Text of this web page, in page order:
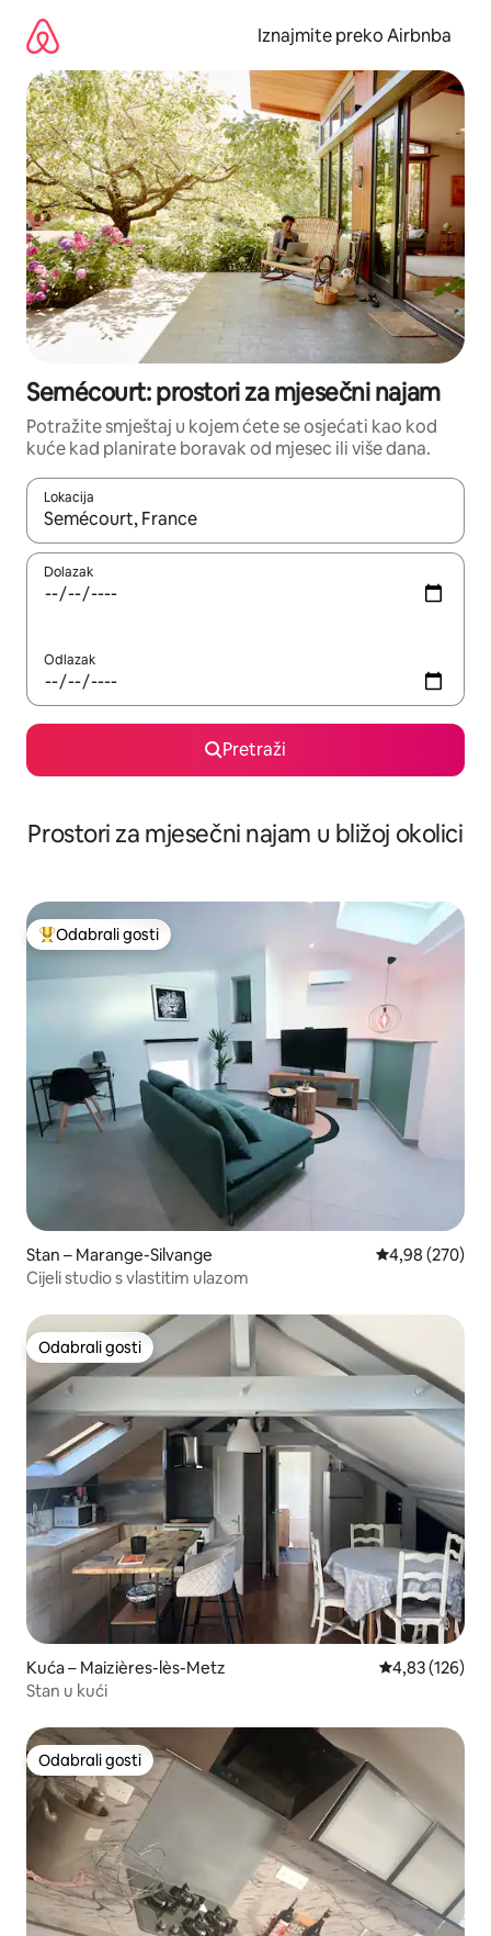
sadržaj
Iznajmite preko Airbnba
Semécourt: prostori za mjesečni najam
Potražite smještaj u kojem ćete se osjećati kao kod
kuće kad planirate boravak od mjesec ili više dana.
Lokacija
Kada budu dostupni rezultati, moći ćete ih pregledati
Dolazak
Odlazak
Pretraži
Prostori za mjesečni najam u bližoj okolici
Među najviše rangiranima s oznakom „Odabrali gosti”
Odabrali gosti
Stan – Marange-Silvange Prosječna
4,98 (270)
Cijeli studio s vlastitim ulazom
Odabrali gosti
Odabrali gosti
Kuća – Maizières-lès-Metz Prosječna
4,83 (126)
Stan u kući
Odabrali gosti
Odabrali gosti